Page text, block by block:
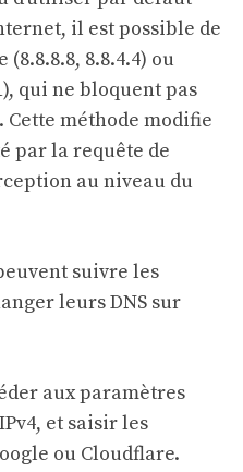
il est possible de
8.8.4.4) ou
qui ne bloquent pas
Cette méthode modifie
par la requête de
au niveau du
suivre les
leurs DNS sur
aux paramètres
et saisir les
ou Cloudflare.